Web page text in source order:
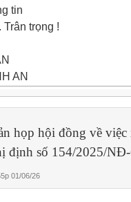
tin
trọng !
AN
CHỦ NGHĨA VIỆT NAM
phúc
ĐỒNG
theo chế độ tại Nghị
họp hội đồng về
định số 154/2025/
01/06/26